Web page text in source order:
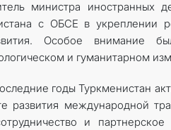
министра
с ОБСЕ в укреплении
Особое внимание
и гуманитарном
годы Туркменистан
международной
и